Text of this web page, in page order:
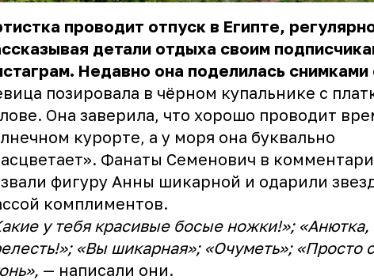
проводит отпуск в Египте,
детали отдыха своим
Недавно она поделилась снимками
позировала в чёрном купальнике с
Она заверила, что хорошо проводит
курорте, а у моря она буквально
Фанаты Семенович в
фигуру Анны шикарной и одарили
комплиментов.
у тебя красивые босые ножки!»; «Анютка,
«Вы шикарная»; «Очуметь»; «Просто
— написали они.